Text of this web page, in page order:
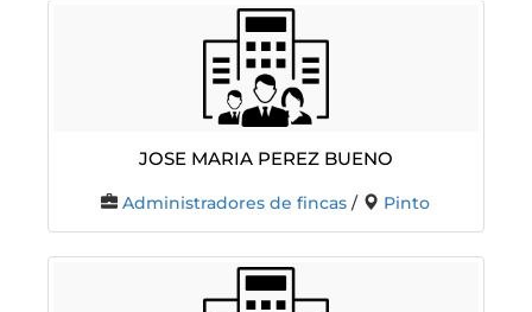
Jose Maria Perez Bueno
Administradores de fincas / Pinto